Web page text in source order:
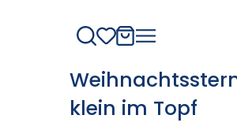
klein im Topf